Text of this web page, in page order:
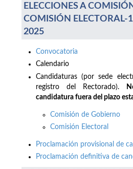
ELECCIONES A
COMISIÓN ELECTORAL-
2025
Convocatoria
Calendario
Candidaturas (por sede
registro del Rectorado).
candidatura fuera del plazo
Comisión de Gobierno
Comisión Electoral
Proclamación provisional de
Proclamación definitiva de